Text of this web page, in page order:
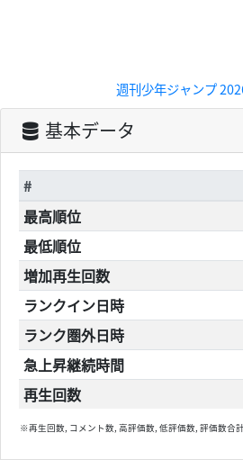
週刊少年ジャンプ
基本データ
#
最高順位
最低順位
増加再生回数
ランクイン日時
ランク圏外日時
急上昇継続時間
再生回数
※再生回数, コメント数, 高評価数, 低評価数, 評価数合